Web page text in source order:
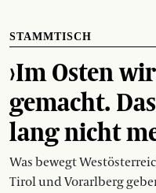
STAMMTISCH
›Im Osten
gemacht.
lang nicht
Was bewegt
Tirol und Vorarlberg